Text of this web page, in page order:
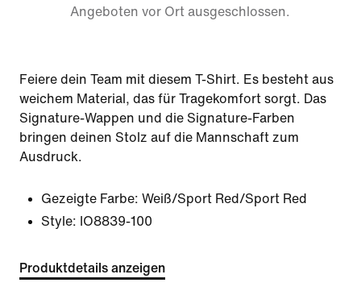
Angeboten vor Ort ausgeschlossen.
Feiere dein Team mit diesem T-Shirt. Es besteht aus
weichem Material, das für Tragekomfort sorgt. Das
Signature-Wappen und die Signature-Farben
bringen deinen Stolz auf die Mannschaft zum
Ausdruck.
Gezeigte Farbe: Weiß/Sport Red/Sport Red
Style: IO8839-100
Produktdetails anzeigen